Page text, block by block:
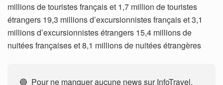
millions de touristes français et 1,7 million de touristes
étrangers 19,3 millions d’excursionnistes français et 3,1
millions d’excursionnistes étrangers 15,4 millions de
nuitées françaises et 8,1 millions de nuitées étrangères
🔵 Pour ne manquer aucune news sur InfoTravel,